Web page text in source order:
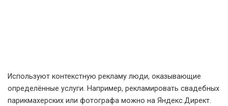
Используют контекстную рекламу люди, оказывающие
определённые услуги. Например, рекламировать свадебных
парикмахерских или фотографа можно на Яндекс.Директ.